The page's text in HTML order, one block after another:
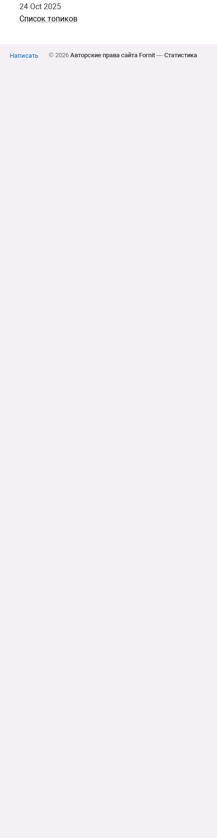
24 Oct 2025
Список топиков
Написать © 2026 Авторские права сайта Fornit— Статистика